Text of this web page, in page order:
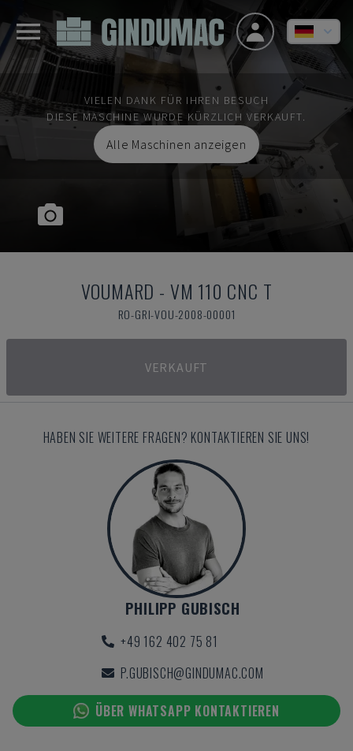
VIELEN DANK FÜR IHREN BESUCH
DIESE MASCHINE WURDE KÜRZLICH VERKAUFT.
Alle Maschinen anzeigen
VOUMARD - VM 110 CNC T
RO-GRI-VOU-2008-00001
VERKAUFT
HABEN SIE WEITERE FRAGEN? KONTAKTIEREN SIE UNS!
PHILIPP GUBISCH
+49 162 402 75 81
P.GUBISCH@GINDUMAC.COM
ÜBER WHATSAPP KONTAKTIEREN